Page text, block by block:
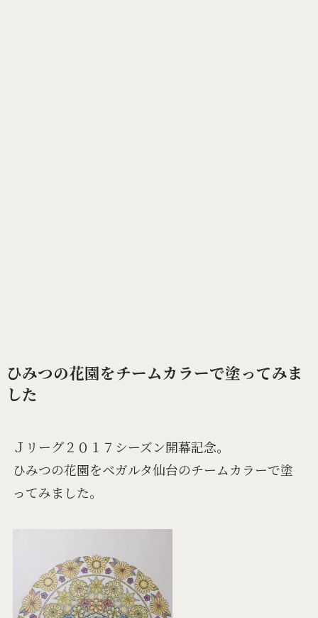
ひみつの花園をチームカラーで塗ってみま
した
Ｊリーグ２０１７シーズン開幕記念。
ひみつの花園をベガルタ仙台のチームカラーで塗
ってみました。